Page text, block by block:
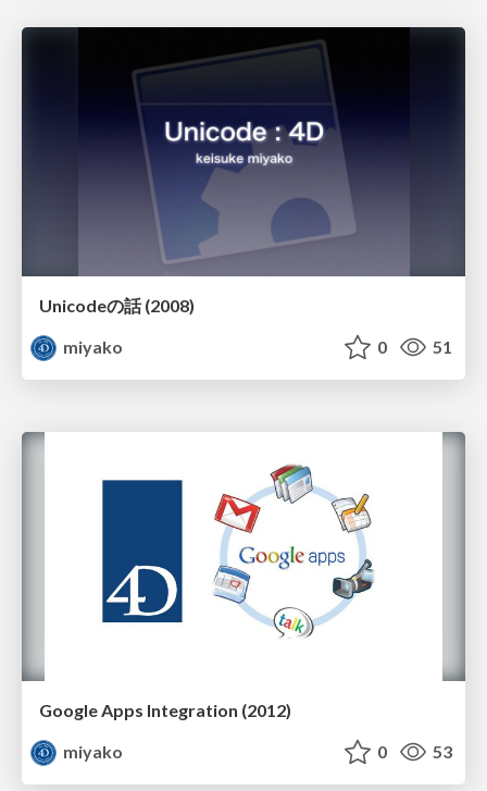
Unicodeの話 (2008)
miyako
0 51
Google Apps Integration (2012)
miyako
0 53